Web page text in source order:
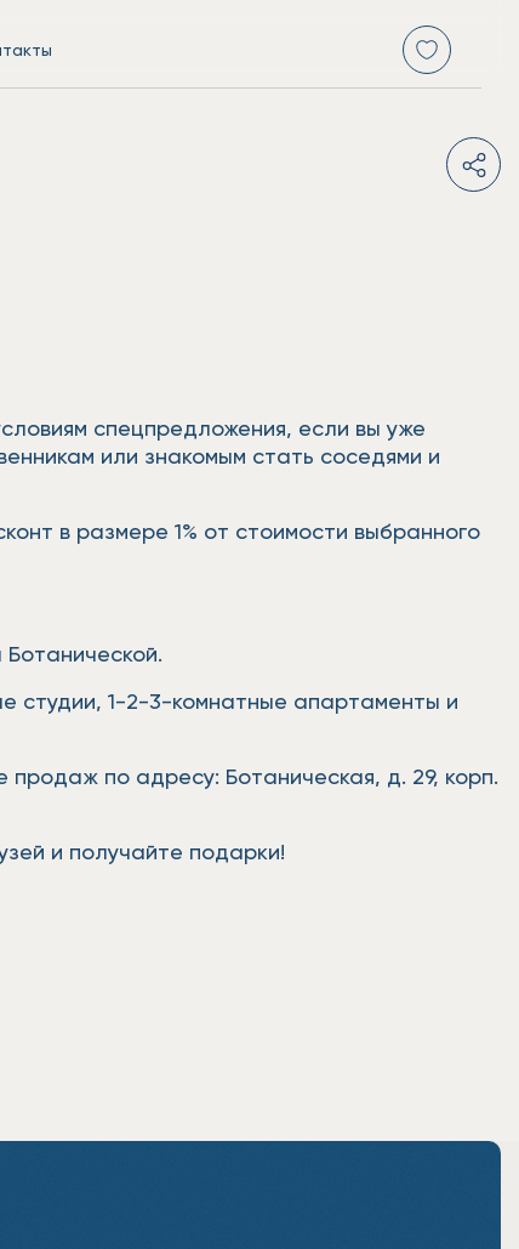
спецпредложения, если вы уже
или знакомым стать соседями и
в размере 1% от стоимости выбранного
студии, 1-2-3-комнатные апартаменты и
по адресу: Ботаническая, д. 29, корп.
и получайте подарки!